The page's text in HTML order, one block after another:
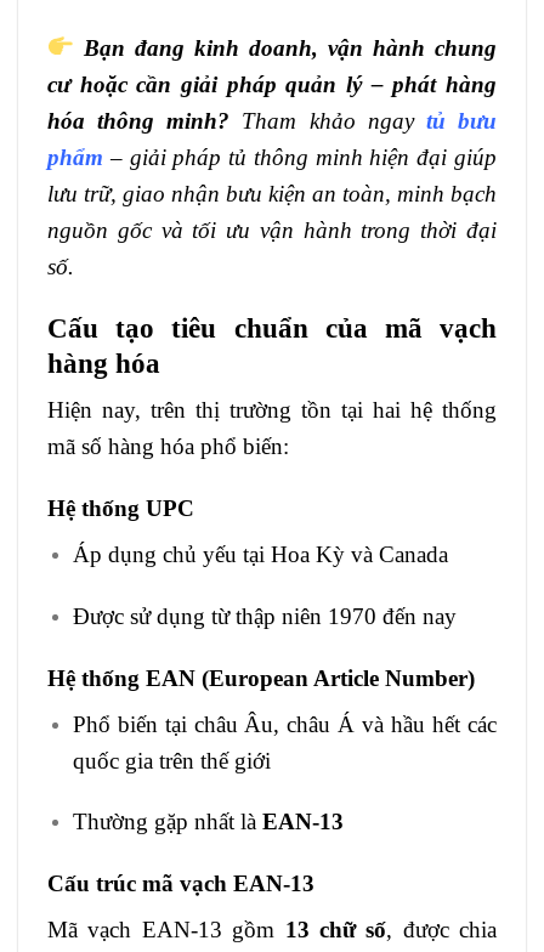
Bạn đang kinh doanh, vận hành chung
cư hoặc cần giải pháp quản lý – phát hàng
hóa thông minh? Tham khảo ngay tủ bưu
phẩm – giải pháp tủ thông minh hiện đại giúp
lưu trữ, giao nhận bưu kiện an toàn, minh bạch
nguồn gốc và tối ưu vận hành trong thời đại
số.
Cấu tạo tiêu chuẩn của mã vạch
hàng hóa
Hiện nay, trên thị trường tồn tại hai hệ thống
mã số hàng hóa phổ biến:
Hệ thống UPC
Áp dụng chủ yếu tại Hoa Kỳ và Canada
Được sử dụng từ thập niên 1970 đến nay
Hệ thống EAN (European Article Number)
Phổ biến tại châu Âu, châu Á và hầu hết các
quốc gia trên thế giới
Thường gặp nhất là EAN-13
Cấu trúc mã vạch EAN-13
Mã vạch EAN-13 gồm 13 chữ số, được chia